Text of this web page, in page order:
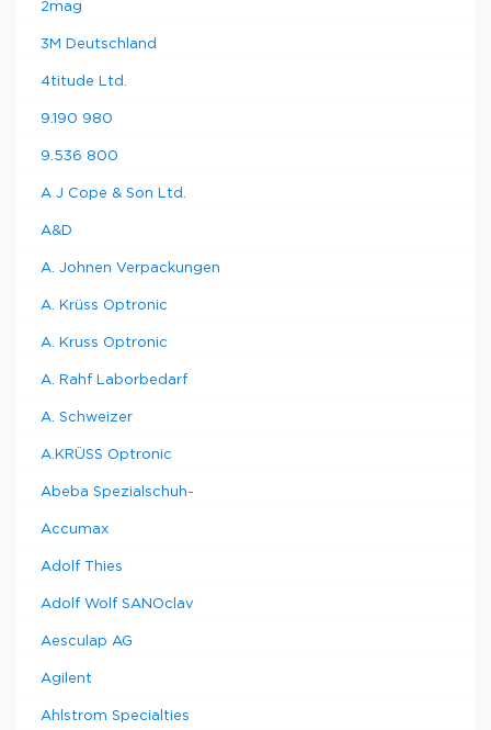
2mag
3M Deutschland
4titude Ltd.
9.190 980
9.536 800
A J Cope & Son Ltd.
A&D
A. Johnen Verpackungen
A. Krüss Optronic
A. Kruss Optronic
A. Rahf Laborbedarf
A. Schweizer
A.KRÜSS Optronic
Abeba Spezialschuh-
Accumax
Adolf Thies
Adolf Wolf SANOclav
Aesculap AG
Agilent
Ahlstrom Specialties